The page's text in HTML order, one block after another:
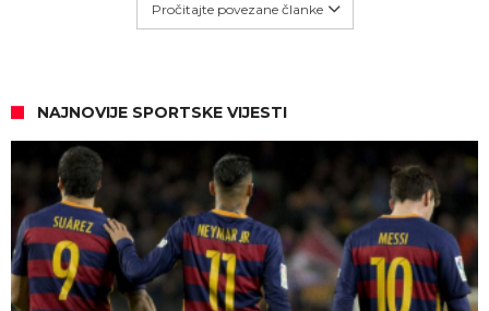
Pročitajte povezane članke
NAJNOVIJE SPORTSKE VIJESTI